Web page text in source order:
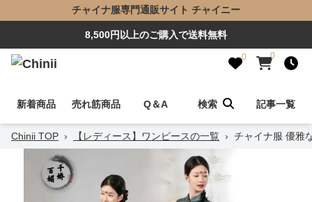
チャイナ服専門通販サイト チャイニー
8,500円以上のご購入で送料無料
0 0
新着商品 売れ筋商品 Q＆A 検索 記事一覧
Chinii TOP › 【レディース】ワンピースの一覧 › チャイナ服 優雅